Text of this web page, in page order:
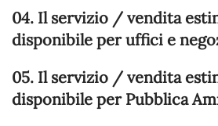
04. Il servizio / vendita
disponibile per uffici e
05. Il servizio / vendita
disponibile per Pubblica